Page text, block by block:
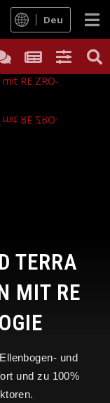
Deu
TERRA
MIT RE
und
und zu 100%